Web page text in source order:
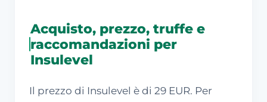
Acquisto, prezzo, truffe e
raccomandazioni per
Insulevel
Il prezzo di Insulevel è di 29 EUR. Per